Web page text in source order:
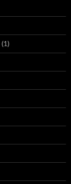
(1)